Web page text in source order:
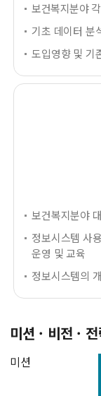
보건복지분야
기초 데이터 분
도입영향 및 기
보건복지분야
정보시스템 사
운영 및 교육
정보시스템의
미션 · 비전 ·
미션